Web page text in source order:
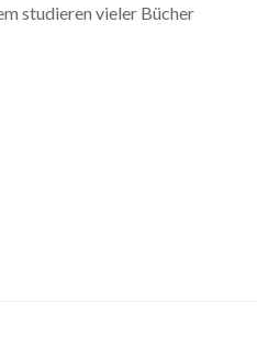
studieren vieler Bücher